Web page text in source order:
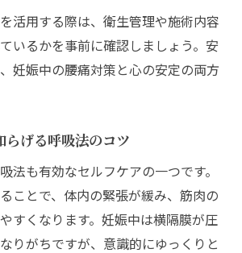
活用する際は、衛生管理や施術内容
いるかを事前に確認しましょう。安
妊娠中の腰痛対策と心の安定の両方
らげる呼吸法のコツ
法も有効なセルフケアの一つです。
ことで、体内の緊張が緩み、筋肉の
すくなります。妊娠中は横隔膜が圧
りがちですが、意識的にゆっくりと